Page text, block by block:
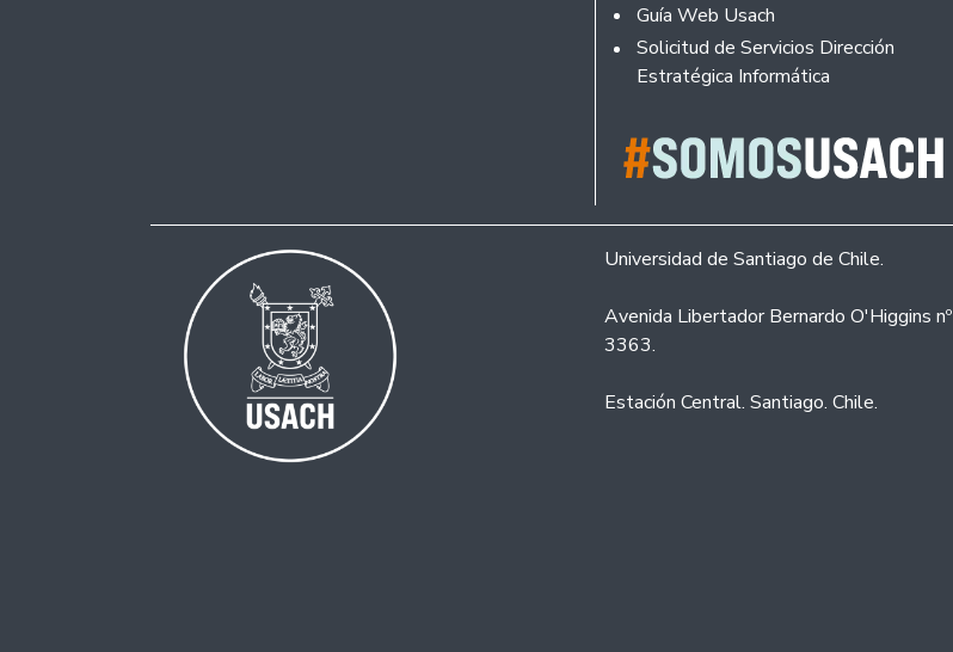
Guía Web Usach
Solicitud de Servicios Dirección
Estratégica Informática
Universidad de Santiago de Chile.
Avenida Libertador Bernardo O'Higgins nº
3363.
Estación Central. Santiago. Chile.